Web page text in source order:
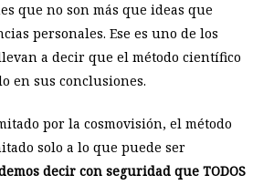
que no son más que ideas que
personales. Ese es uno de los
a decir que el método científico
en sus conclusiones.
por la cosmovisión, el método
solo a lo que puede ser
decir con seguridad que TODOS